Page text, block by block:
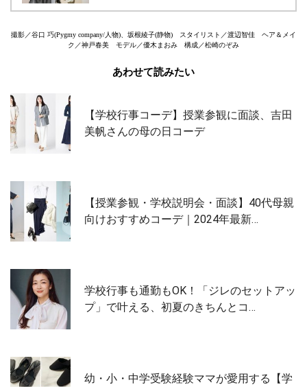
撮影／谷口 巧(Pygmy company/人物)、坂根綾子(静物) スタイリスト／渡辺智佳 ヘア＆メイ
ク／神戸春美 モデル／優木まおみ 構成／松崎のぞみ
あわせて読みたい
【学校行事コーデ】授業参観に面談、吉田
美帆さんの母の日コーデ
【授業参観・学校説明会・面談】40代母親
向けおすすめコーデ｜2024年最新…
学校行事も通勤もOK！「ジレのセットアッ
プ」で叶える、初夏のきちんとコ…
幼・小・中学受験経験ママが愛用する【学